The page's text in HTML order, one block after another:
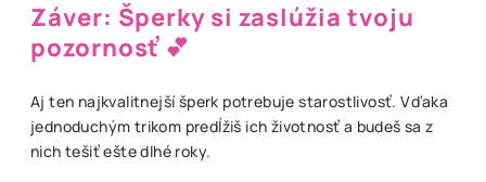
Záver: Šperky si zaslúžia tvoju
pozornosť 💕
Aj ten najkvalitnejší šperk potrebuje starostlivosť. Vďaka
jednoduchým trikom predĺžiš ich životnosť a budeš sa z
nich tešiť ešte dlhé roky.